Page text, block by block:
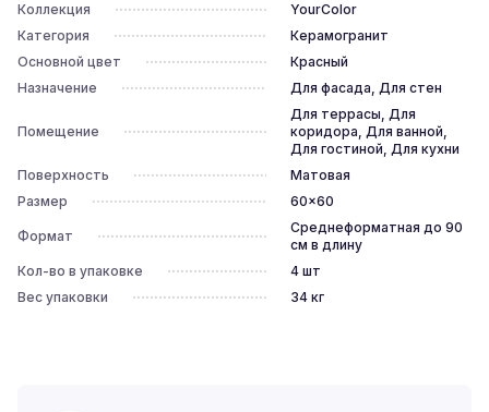
Коллекция
YourColor
Категория
Керамогранит
Основной цвет
Красный
Назначение
Для фасада, Для стен
Помещение
Для террасы, Для
коридора, Для ванной,
Для гостиной, Для кухни
Поверхность
Матовая
Размер
60x60
Формат
Среднеформатная до 90
см в длину
Кол-во в упаковке
4шт
Вес упаковки
34кг